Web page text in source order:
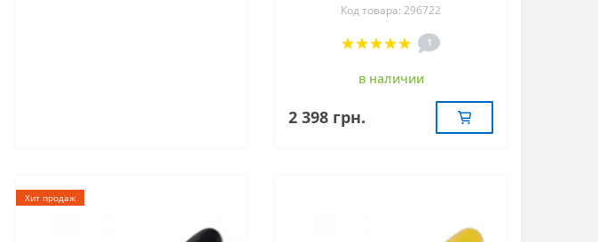
Код товара: 296722
1
в наличии
2 398 грн.
Хит продаж